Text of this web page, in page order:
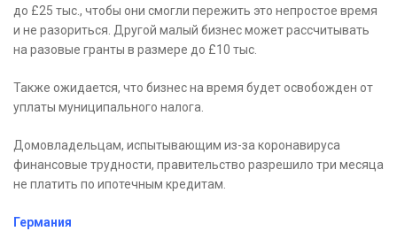
до £25 тыс., чтобы они смогли пережить это непростое время
и не разориться. Другой малый бизнес может рассчитывать
на разовые гранты в размере до £10 тыс.
Также ожидается, что бизнес на время будет освобожден от
уплаты муниципального налога.
Домовладельцам, испытывающим из-за коронавируса
финансовые трудности, правительство разрешило три месяца
не платить по ипотечным кредитам.
Германия